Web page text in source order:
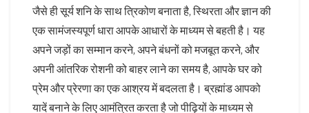
जैसे ही सूर्य शनि के साथ त्रिकोण बनाता है, स्थिरता और ज्ञान की
एक सामंजस्यपूर्ण धारा आपके आधारों के माध्यम से बहती है। यह
अपने जड़ों का सम्मान करने, अपने बंधनों को मजबूत करने, और
अपनी आंतरिक रोशनी को बाहर लाने का समय है, आपके घर को
प्रेम और प्रेरणा का एक आश्रय में बदलता है। ब्रह्मांड आपको
यादें बनाने के लिए आमंत्रित करता है जो पीढ़ियों के माध्यम से